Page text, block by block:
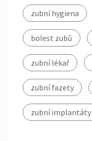
zubní hygiena
bolest zubů
zubní lékař
zubní fazety
zubní implantáty